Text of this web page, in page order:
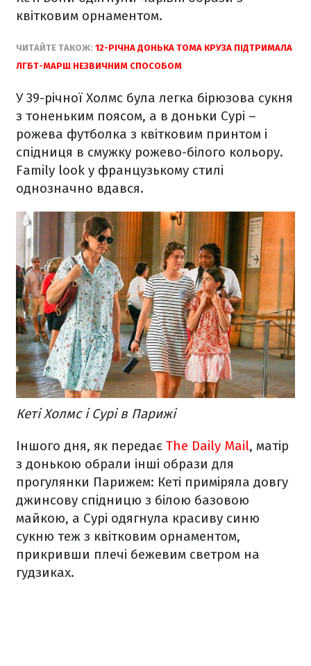
квітковим орнаментом.
ЧИТАЙТЕ ТАКОЖ: 12-РІЧНА ДОНЬКА ТОМА КРУЗА ПІДТРИМАЛА
ЛГБТ-МАРШ НЕЗВИЧНИМ СПОСОБОМ
У 39-річної Холмс була легка бірюзова сукня
з тоненьким поясом, а в доньки Сурі –
рожева футболка з квітковим принтом і
спідниця в смужку рожево-білого кольору.
Family look у французькому стилі
однозначно вдався.
Кеті Холмс і Сурі в Парижі
Іншого дня, як передає The Daily Mail, матір
з донькою обрали інші образи для
прогулянки Парижем: Кеті приміряла довгу
джинсову спідницю з білою базовою
майкою, а Сурі одягнула красиву синю
сукню теж з квітковим орнаментом,
прикривши плечі бежевим светром на
гудзиках.